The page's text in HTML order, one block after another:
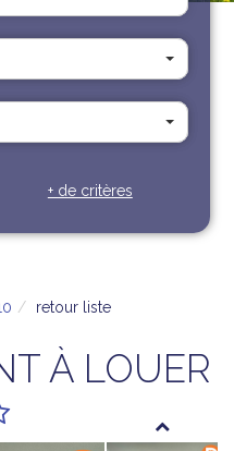
+ de critères
retour liste
À LOUER